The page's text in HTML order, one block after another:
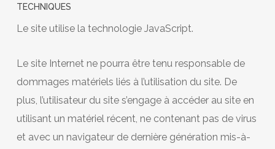
TECHNIQUES
Le site utilise la technologie JavaScript.
Le site Internet ne pourra être tenu responsable de
dommages matériels liés à l’utilisation du site. De
plus, l’utilisateur du site s’engage à accéder au site en
utilisant un matériel récent, ne contenant pas de virus
et avec un navigateur de dernière génération mis-à-